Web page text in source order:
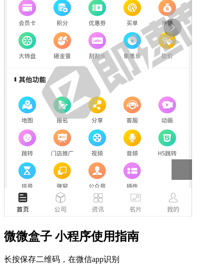
微微盒子 小程序使用指南
长按保存二维码，在微信app识别